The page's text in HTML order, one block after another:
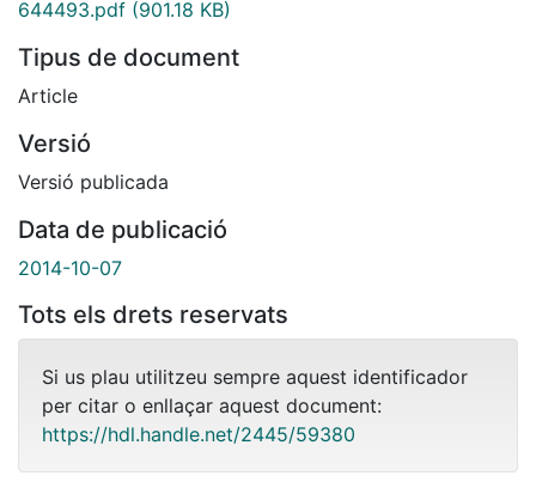
644493.pdf (901.18 KB)
Tipus de document
Article
Versió
Versió publicada
Data de publicació
2014-10-07
Tots els drets reservats
Si us plau utilitzeu sempre aquest identificador
per citar o enllaçar aquest document:
https://hdl.handle.net/2445/59380